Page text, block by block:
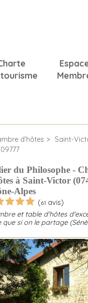
d'hôtes
Saint-
du Philosophe -
à Saint-Victor
Alpes
(61 avis)
et table d'hôtes
que si on le partage